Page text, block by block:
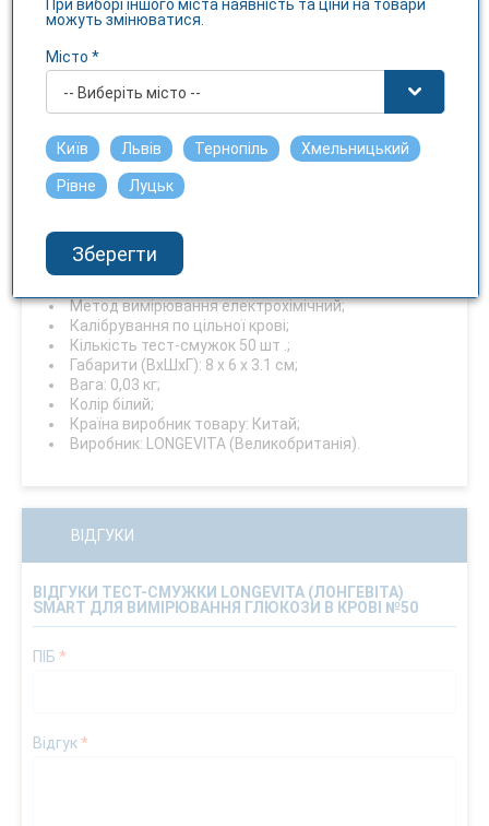
штук
Опис
Тестові смужки для глюкометра LONGEVITA Smart є
витратним матеріалом і дозволяють людям з діагнозом
Такий спосіб дає можливість отримати точний
результат навіть в домашніх умовах - без відвідування
лабораторії.
Тип Тест-смужки;
Метод вимірювання електрохімічний;
Калібрування по цільної крові;
Кількість тест-смужок 50 шт .;
Габарити (ВхШхГ): 8 х 6 х 3.1 см;
Вага: 0,03 кг;
Колір білий;
Країна виробник товару: Китай;
Виробник: LONGEVITA (Великобританія).
ВІДГУКИ
ВІДГУКИ ТЕСТ-СМУЖКИ LONGEVITA (ЛОНГЕВІТА)
SMART ДЛЯ ВИМІРЮВАННЯ ГЛЮКОЗИ В КРОВІ №50
ПІБ *
Відгук*
При виборі іншого міста наявність та ціни на товари
можуть змінюватися.
Місто *
-- Виберіть місто --
Київ Львів Тернопіль Хмельницький
Рівне Луцьк
Зберегти